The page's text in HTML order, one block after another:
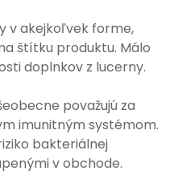
v akejkoľvek forme,
štítku produktu. Málo
doplnkov z lucerny.
považujú za
imunitným systémom.
bakteriálnej
v obchode.